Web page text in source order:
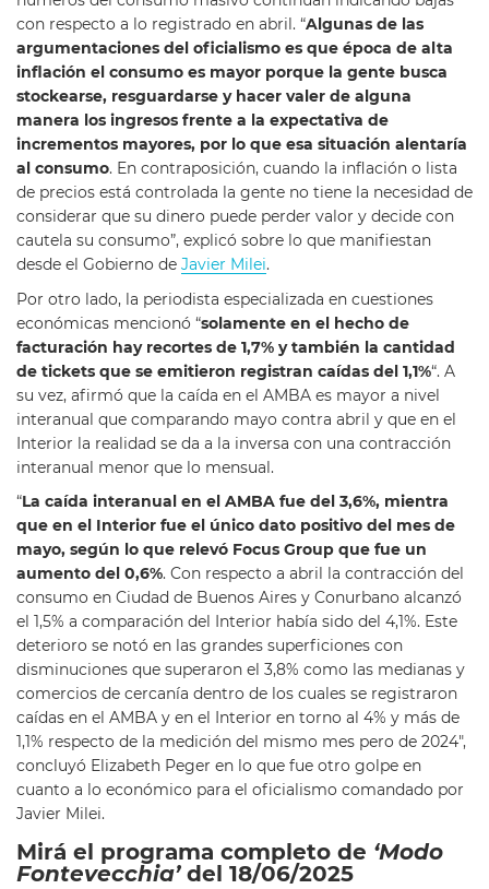
con respecto a lo registrado en abril. “Algunas de las
argumentaciones del oficialismo es que época de alta
inflación el consumo es mayor porque la gente busca
stockearse, resguardarse y hacer valer de alguna
manera los ingresos frente a la expectativa de
incrementos mayores, por lo que esa situación alentaría
al consumo. En contraposición, cuando la inflación o lista
de precios está controlada la gente no tiene la necesidad de
considerar que su dinero puede perder valor y decide con
cautela su consumo”, explicó sobre lo que manifiestan
desde el Gobierno de Javier Milei.
Por otro lado, la periodista especializada en cuestiones
económicas mencionó “solamente en el hecho de
facturación hay recortes de 1,7% y también la cantidad
de tickets que se emitieron registran caídas del 1,1%“. A
su vez, afirmó que la caída en el AMBA es mayor a nivel
interanual que comparando mayo contra abril y que en el
Interior la realidad se da a la inversa con una contracción
interanual menor que lo mensual.
“La caída interanual en el AMBA fue del 3,6%, mientra
que en el Interior fue el único dato positivo del mes de
mayo, según lo que relevó Focus Group que fue un
aumento del 0,6%. Con respecto a abril la contracción del
consumo en Ciudad de Buenos Aires y Conurbano alcanzó
el 1,5% a comparación del Interior había sido del 4,1%. Este
deterioro se notó en las grandes superficiones con
disminuciones que superaron el 3,8% como las medianas y
comercios de cercanía dentro de los cuales se registraron
caídas en el AMBA y en el Interior en torno al 4% y más de
1,1% respecto de la medición del mismo mes pero de 2024″,
concluyó Elizabeth Peger en lo que fue otro golpe en
cuanto a lo económico para el oficialismo comandado por
Javier Milei.
Mirá el programa completo de ‘Modo
Fontevecchia’ del 18/06/2025